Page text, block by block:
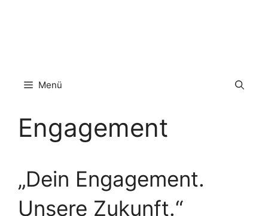
Menü
Engagement
„Dein Engagement.
Unsere Zukunft.“